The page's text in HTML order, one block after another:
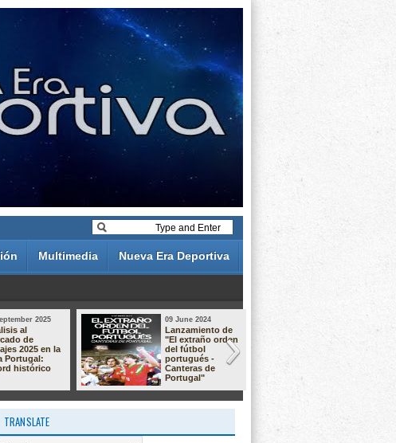
Multimedia Nueva Era Deportiva
2025
al
de
2025 en la
Portugal:
histórico
09 June 2024
Lanzamiento de
"El extraño orden
del fútbol
portugués -
Canteras de
Portugal"
19 May 2024
Análisis de
Liga
23/24:
TRANSLATE